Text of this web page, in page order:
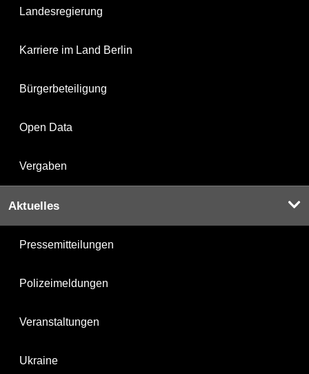
Landesregierung
Karriere im Land Berlin
Bürgerbeteiligung
Open Data
Vergaben
Aktuelles
Pressemitteilungen
Polizeimeldungen
Veranstaltungen
Ukraine